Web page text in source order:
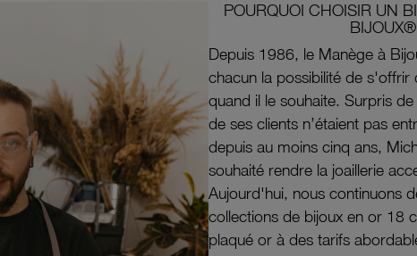
POURQUOI CHOISIR UN
Depuis 1986, le Manège à
chacun la possibilité de s'offrir
quand il le souhaite. Surpris
de ses clients n’étaient pas
depuis au moins cinq ans,
souhaité rendre la joaillerie
Aujourd'hui, nous continuons
collections de bijoux en or 18
plaqué or à des tarifs